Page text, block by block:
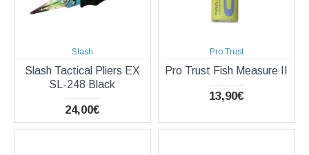
Slash
Slash Tactical Pliers EX
SL-248 Black
24,00€
Pro Trust
Pro Trust Fish Measure II
13,90€